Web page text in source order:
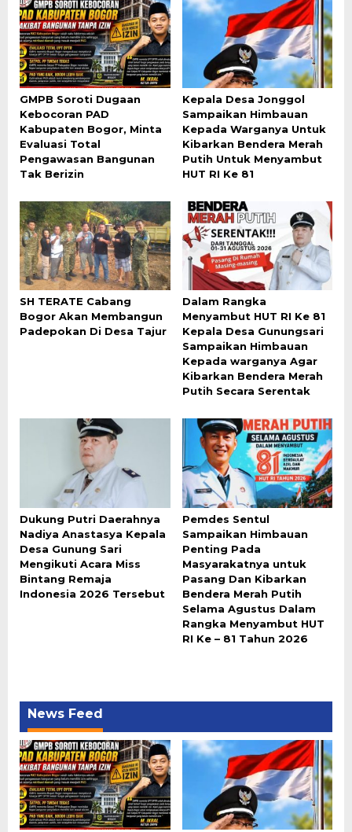
GMPB Soroti Dugaan
Kebocoran PAD
Kabupaten Bogor, Minta
Evaluasi Total
Pengawasan Bangunan
Tak Berizin
Kepala Desa Jonggol
Sampaikan Himbauan
Kepada Warganya Untuk
Kibarkan Bendera Merah
Putih Untuk Menyambut
HUT RI Ke 81
SH TERATE Cabang
Bogor Akan Membangun
Padepokan Di Desa Tajur
Dalam Rangka
Menyambut HUT RI Ke 81
Kepala Desa Gunungsari
Sampaikan Himbauan
Kepada warganya Agar
Kibarkan Bendera Merah
Putih Secara Serentak
Dukung Putri Daerahnya
Nadiya Anastasya Kepala
Desa Gunung Sari
Mengikuti Acara Miss
Bintang Remaja
Indonesia 2026 Tersebut
Pemdes Sentul
Sampaikan Himbauan
Penting Pada
Masyarakatnya untuk
Pasang Dan Kibarkan
Bendera Merah Putih
Selama Agustus Dalam
Rangka Menyambut HUT
RI Ke – 81 Tahun 2026
News Feed